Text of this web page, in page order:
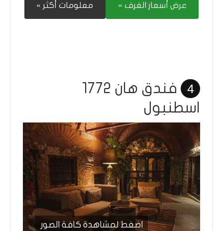
عرض أسعار الغرف » معلومات أكثر »
4
فندق هان 1772
اسطنبول
اضغط لمشاهدة كافة الصور